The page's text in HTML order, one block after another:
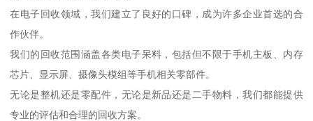
在电子回收领域，我们建立了良好的口碑，成为许多企业首选的合
作伙伴。
我们的回收范围涵盖各类电子呆料，包括但不限于手机主板、内存
芯片、显示屏、摄像头模组等手机相关零部件。
无论是整机还是零配件，无论是新品还是二手物料，我们都能提供
专业的评估和合理的回收方案。